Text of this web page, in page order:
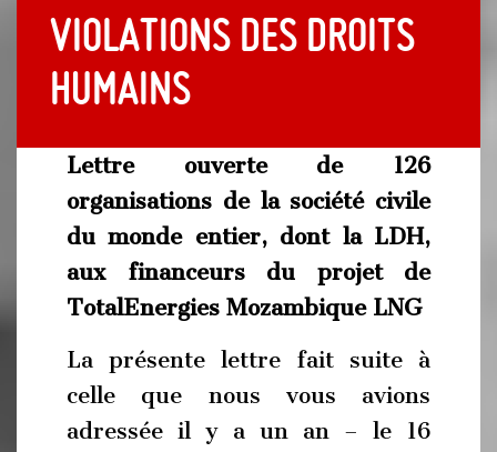
violations des droits
humains
Lettre ouverte de 126
organisations de la société civile
du monde entier, dont la LDH,
aux financeurs du projet de
TotalEnergies Mozambique LNG
La présente lettre fait suite à
celle que nous vous avions
adressée il y a un an – le 16